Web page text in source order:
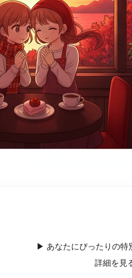
▶︎ あなたにぴったりの特
詳細を見